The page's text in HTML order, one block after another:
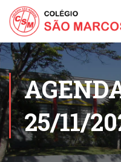
25/11/